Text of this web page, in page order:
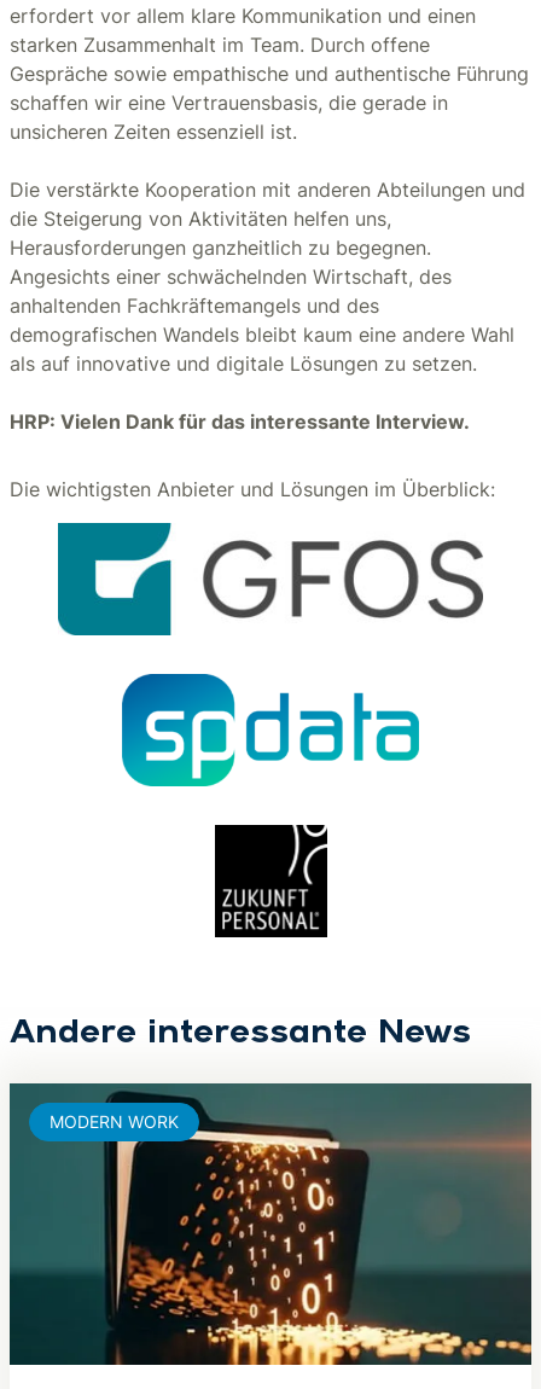
erfordert vor allem klare Kommunikation und einen
starken Zusammenhalt im Team. Durch offene
Gespräche sowie empathische und authentische Führung
schaffen wir eine Vertrauensbasis, die gerade in
unsicheren Zeiten essenziell ist.
Die verstärkte Kooperation mit anderen Abteilungen und
die Steigerung von Aktivitäten helfen uns,
Herausforderungen ganzheitlich zu begegnen.
Angesichts einer schwächelnden Wirtschaft, des
anhaltenden Fachkräftemangels und des
demografischen Wandels bleibt kaum eine andere Wahl
als auf innovative und digitale Lösungen zu setzen.
HRP: Vielen Dank für das interessante Interview.
Die wichtigsten Anbieter und Lösungen im Überblick:
Andere interessante News
MODERN WORK